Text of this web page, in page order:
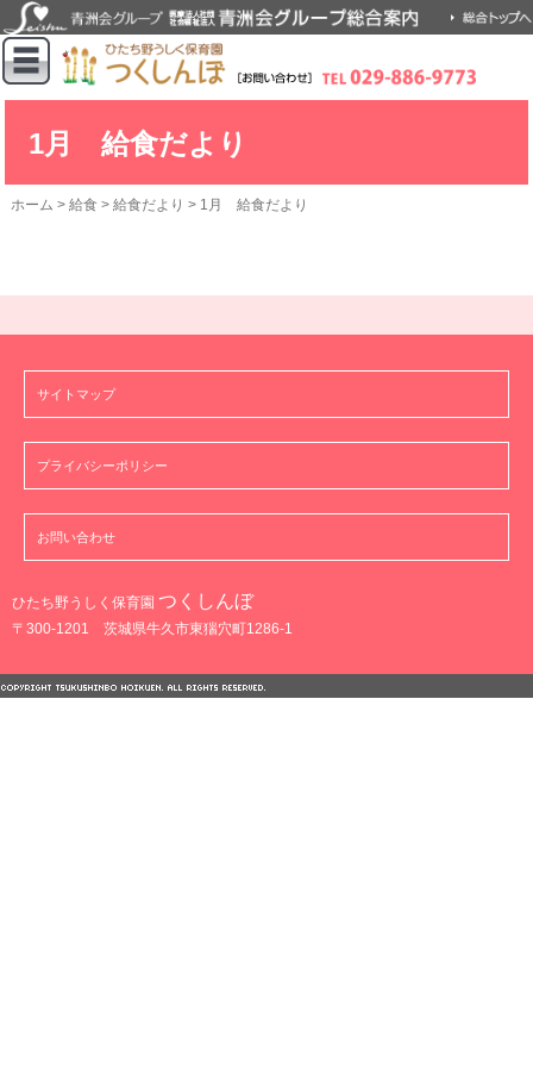
1月 給食だより
ホーム >給食 >給食だより > 1月 給食だより
サイトマップ
プライバシーポリシー
お問い合わせ
ひたち野うしく保育園 つくしんぼ
〒300-1201 茨城県牛久市東猯穴町1286-1